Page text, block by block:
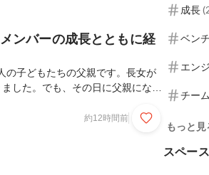
ンバーの成長とともに経
の子どもたちの父親です。長女が
した。でも、その日に父親になれ
少しずつ経験を積みながら、よう
営者」になれたわけではありませ
約12時間前
成長(
ベン
エン
チーム
もっと見
スペース